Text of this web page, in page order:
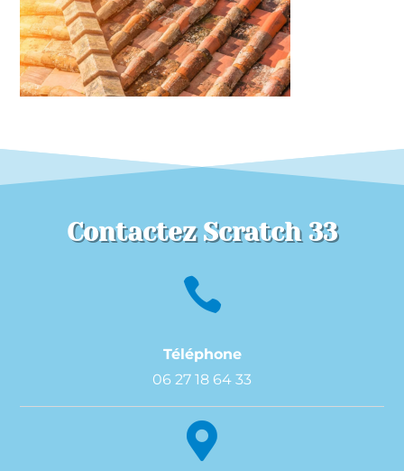
Contactez Scratch 33

Téléphone
06 27 18 64 33
